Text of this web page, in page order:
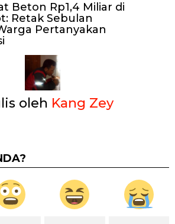
Beton Rp1,4 Miliar di
Retak Sebulan
Pertanyakan
oleh Kang Zey